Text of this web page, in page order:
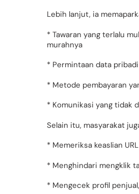
Lebih lanjut, ia
* Tawaran yang terlalu
murahnya
* Permintaan data
* Metode pembayaran
* Komunikasi yang tidak
Selain itu, masyarakat
* Memeriksa keaslian
* Menghindari mengklik
* Mengecek profil